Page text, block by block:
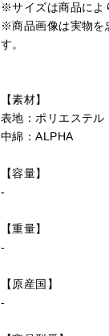
※サイズは商品によ
※商品画像は実物を
す。
【素材】
表地：ポリエステル
中綿：ALPHA
【容量】
-
【重量】
-
【原産国】
-